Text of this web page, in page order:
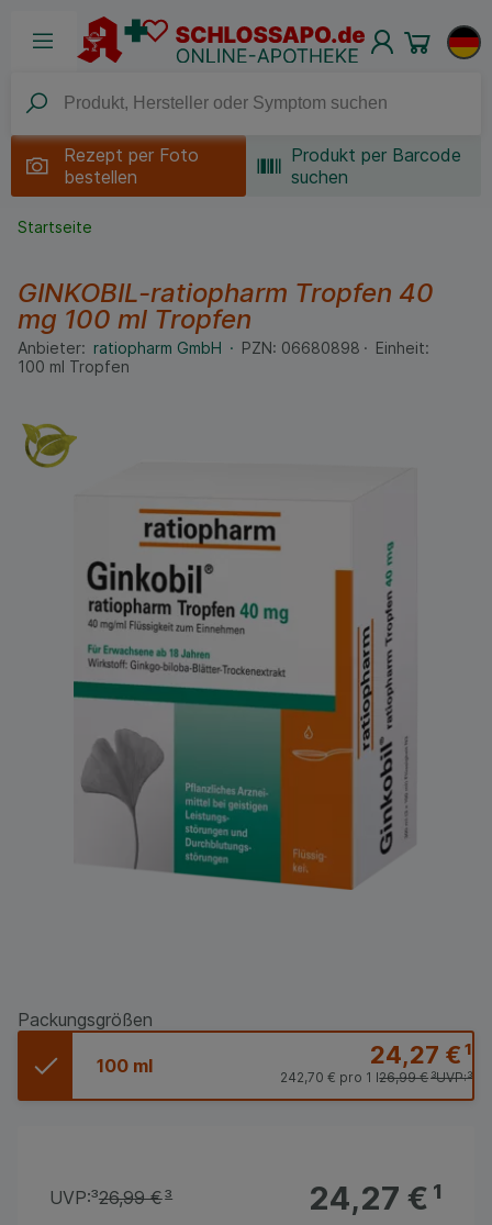
Rezept per Foto
bestellen
Produkt per Barcode
suchen
Startseite
GINKOBIL-ratiopharm Tropfen 40
mg 100 ml Tropfen
Anbieter: ratiopharm GmbH PZN: 06680898
Einheit:
100 ml Tropfen
Packungsgrößen
100 ml 24,27 €¹
UVP:³
26,99 €³
242,70 € pro 1 l
24,27 €¹
UVP:³26,99 €³